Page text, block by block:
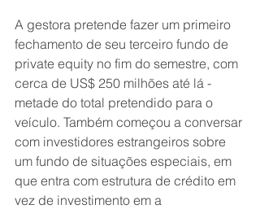
A gestora pretende fazer um primeiro
fechamento de seu terceiro fundo de
private equity no fim do semestre, com
cerca de US$ 250 milhões até lá -
metade do total pretendido para o
veículo. Também começou a conversar
com investidores estrangeiros sobre
um fundo de situações especiais, em
que entra com estrutura de crédito em
vez de investimento em a